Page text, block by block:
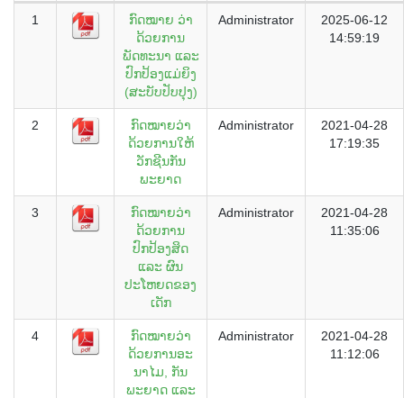
1
ກົດໝາຍ ວ່າ
ດ້ວຍການ
ພັດທະນາ ແລະ
ປົກປ້ອງແມ່ຍິງ
(ສະບັບປັບປຸງ)
Administrator
2025-06-12
14:59:19
2
ກົດໝາຍວ່າ
ດ້ວຍການໃຫ້
ວັກຊີນກັນ
ພະຍາດ
Administrator
2021-04-28
17:19:35
3
ກົດໝາຍວ່າ
ດ້ວຍການ
ປົກປ້ອງສິດ
ແລະ ຜົນ
ປະໂຫຍດຂອງ
ເດັກ
Administrator
2021-04-28
11:35:06
4
ກົດໝາຍວ່າ
ດ້ວຍການອະ
ນາໄມ, ກັນ
ພະຍາດ ແລະ
Administrator
2021-04-28
11:12:06